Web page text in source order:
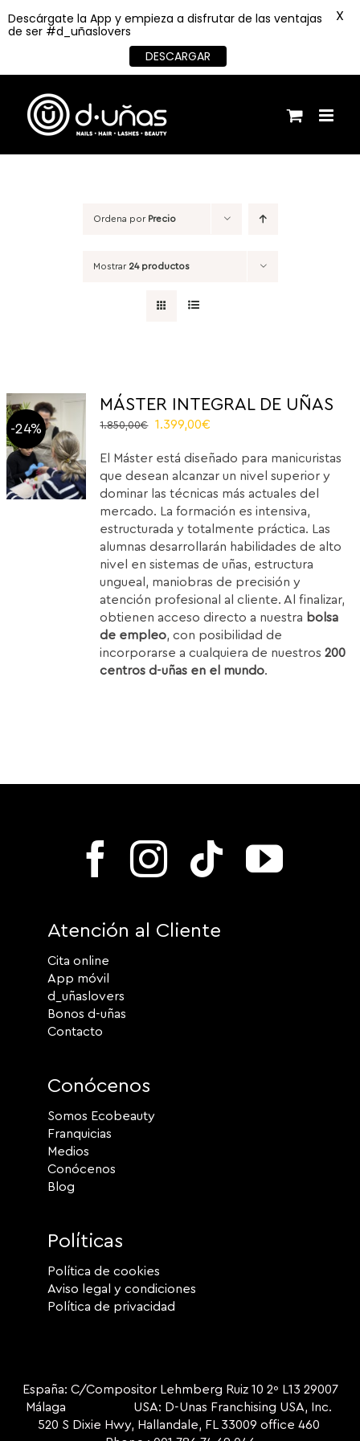
contenido
Ordena por Precio
Mostrar 24 productos
-24%
MÁSTER INTEGRAL DE UÑAS
1.850,00€
El
original
era:
1.850,00€.
1.399,00€
actual
es:
1.399,00€.
El Máster está diseñado para manicuristas
que desean alcanzar un nivel superior y
dominar las técnicas más actuales del
mercado. La formación es intensiva,
estructurada y totalmente práctica. Las
alumnas desarrollarán habilidades de alto
nivel en sistemas de uñas, estructura
ungueal, maniobras de precisión y
atención profesional al cliente. Al finalizar,
obtienen acceso directo a nuestra bolsa
de empleo, con posibilidad de
incorporarse a cualquiera de nuestros200
centros d-uñas en el mundo.
Atención al Cliente
Cita online
App móvil
d_uñaslovers
Bonos d-uñas
Contacto
Conócenos
Somos Ecobeauty
Franquicias
Medios
Conócenos
Blog
Políticas
Política de cookies
Aviso legal y condiciones
Política de privacidad
España: C/Compositor Lehmberg Ruiz 10 2º L13 29007
Málaga USA: D-Unas Franchising USA, Inc.
520 S Dixie Hwy, Hallandale, FL 33009 office 460
Descárgate la App y empieza a disfrutar de las ventajas
de ser #d_uñaslovers
DESCARGAR
X